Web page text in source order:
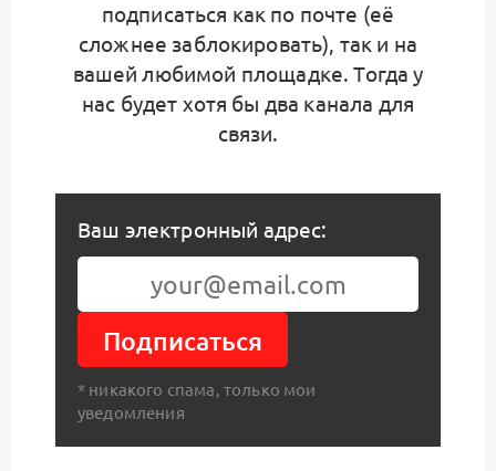
подписаться как по почте (её
сложнее заблокировать), так и на
вашей любимой площадке. Тогда у
нас будет хотя бы два канала для
связи.
Ваш электронный адрес:
Подписаться
* никакого спама, только мои
уведомления